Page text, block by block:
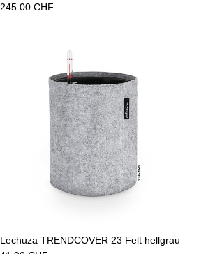
245.00 CHF
Add to Cart
Lechuza TRENDCOVER 23 Felt hellgrau